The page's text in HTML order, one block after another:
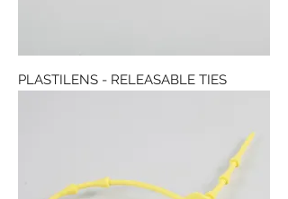
PLASTILENS - RELEASABLE TIES